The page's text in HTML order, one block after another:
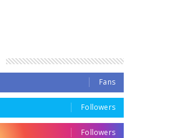
Fans
Followers
Followers